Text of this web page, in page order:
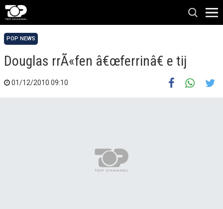
POP NEWS
Douglas rrÃ«fen â€œferrinâ€ e tij
01/12/2010 09:10